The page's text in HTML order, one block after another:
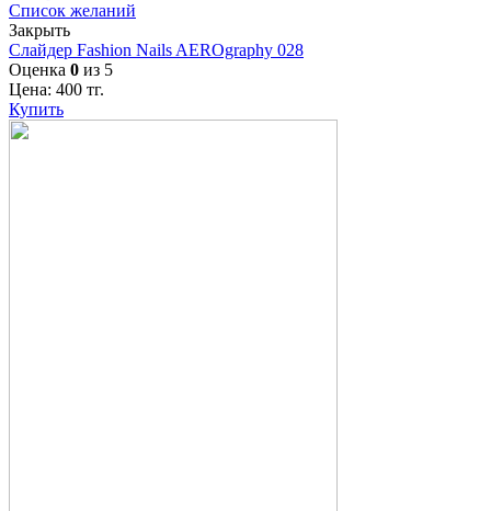
Список желаний
Закрыть
Слайдер Fashion Nails AEROgraphy 028
Оценка 0 из 5
Цена: 400 тг.
Купить